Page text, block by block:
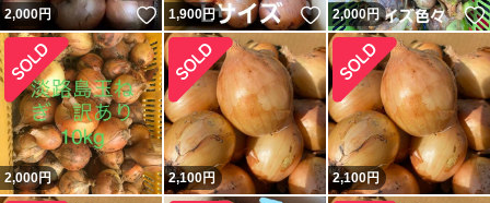
2,000円 いいね！
1,900円 いいね！
2,000円
2,000円 2,100円 2,100円